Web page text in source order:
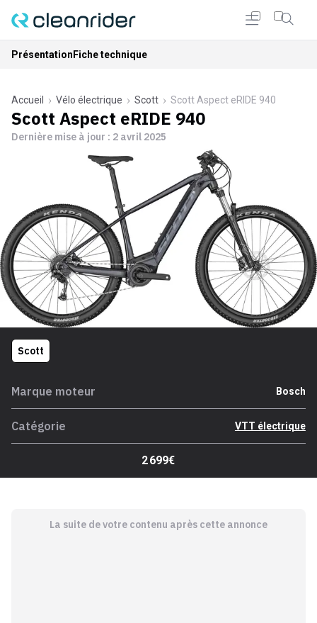
Présentation Fiche technique
Accueil Vélo électrique Scott Scott Aspect eRIDE 940
Scott Aspect eRIDE 940
Dernière mise à jour : 2 avril 2025
Scott
Marque moteur Bosch
Catégorie VTT électrique
2 699€
La suite de votre contenu après cette annonce